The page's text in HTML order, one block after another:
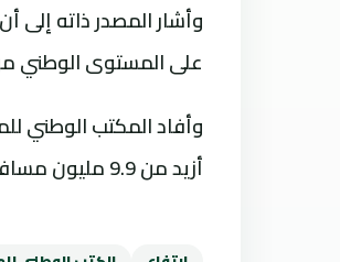
على المستوى الوطني
وأفاد المكتب الوطني
أزيد من 9.9 مليون مسافر خلال سنة 2021، أي بزيادة بنسبة 38.9 في المائة مقارنة مع 2020.